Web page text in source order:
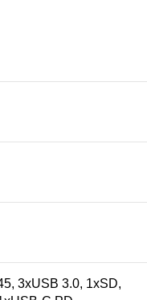
3xUSB 3.0, 1xSD,